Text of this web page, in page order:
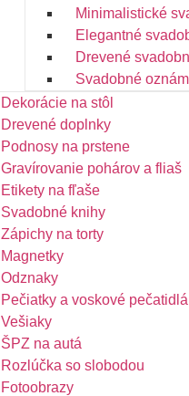
Minimalistické
Elegantné
Drevené
Svadobné
Dekorácie na stôl
Drevené doplnky
Podnosy na prstene
Gravírovanie pohárov a fliaš
Etikety na fľaše
Svadobné knihy
Zápichy na torty
Magnetky
Odznaky
Pečiatky a voskové pečatidlá
Vešiaky
ŠPZ na autá
Rozlúčka so slobodou
Fotoobrazy